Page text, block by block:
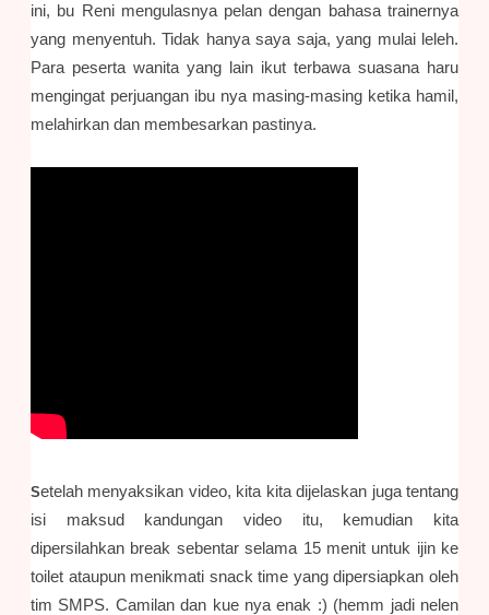
ini, bu Reni mengulasnya pelan dengan bahasa trainernya
yang menyentuh. Tidak hanya saya saja, yang mulai leleh.
Para peserta wanita yang lain ikut terbawa suasana haru
mengingat perjuangan ibu nya masing-masing ketika hamil,
melahirkan dan membesarkan pastinya.
Setelah menyaksikan video, kita kita dijelaskan juga tentang
isi maksud kandungan video itu, kemudian kita
dipersilahkan break sebentar selama 15 menit untuk ijin ke
toilet ataupun menikmati snack time yang dipersiapkan oleh
tim SMPS. Camilan dan kue nya enak :) (hemm jadi nelen